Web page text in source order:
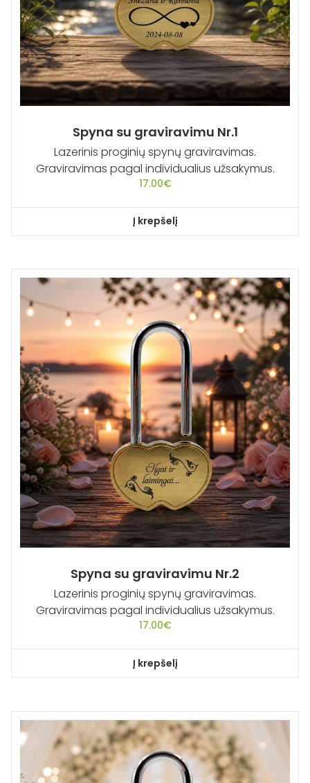
Spyna su graviravimu Nr.1
Lazerinis proginių spynų graviravimas.
Graviravimas pagal individualius užsakymus.
17.00€
Į krepšelį
Spyna su graviravimu Nr.2
Lazerinis proginių spynų graviravimas.
Graviravimas pagal individualius užsakymus.
17.00€
Į krepšelį